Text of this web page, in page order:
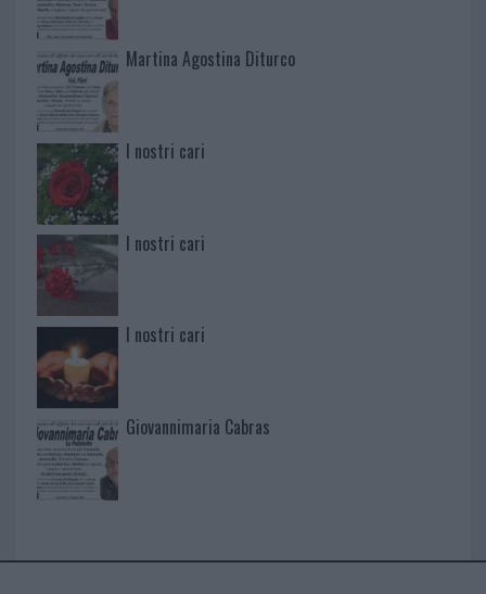
Martina Agostina Diturco
I nostri cari
I nostri cari
I nostri cari
Giovannimaria Cabras